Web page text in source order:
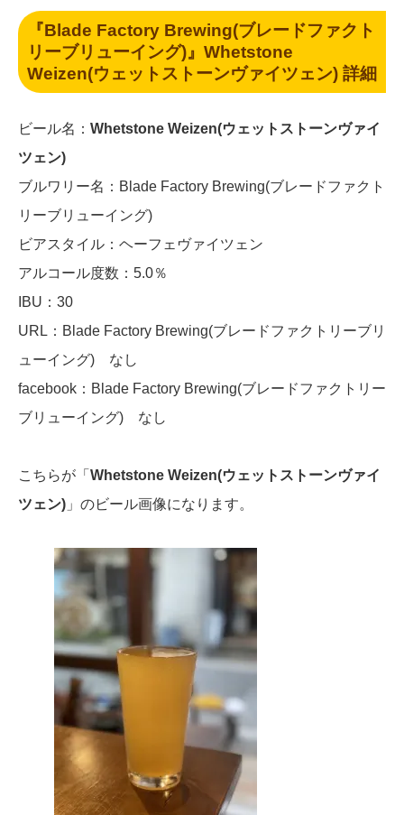
『Blade Factory Brewing(ブレードファクト
リーブリューイング)』Whetstone
Weizen(ウェットストーンヴァイツェン) 詳細
ビール名： Whetstone Weizen(ウェットストーンヴァイ
ツェン)
ブルワリー名：Blade Factory Brewing(ブレードファクト
リーブリューイング)
ビアスタイル：ヘーフェヴァイツェン
アルコール度数：5.0％
IBU：30
URL：Blade Factory Brewing(ブレードファクトリーブリ
ューイング) なし
facebook：Blade Factory Brewing(ブレードファクトリー
ブリューイング) なし
こちらが「 Whetstone Weizen(ウェットストーンヴァイ
ツェン) 」のビール画像になります。